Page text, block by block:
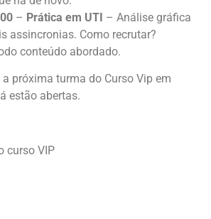
– Prática em UTI – Análise gráfica
assincronias. Como recrutar?
conteúdo abordado.
próxima turma do Curso Vip em
estão abertas.
curso VIP